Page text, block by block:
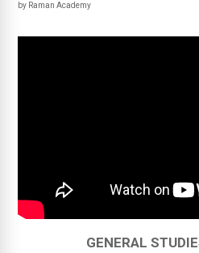
by Raman Academy
GENERAL